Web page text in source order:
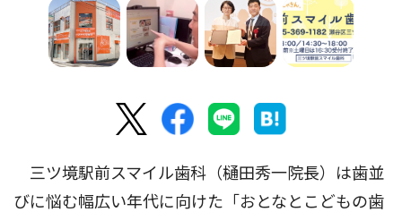
三ツ境駅前スマイル歯科（樋田秀一院長）は歯並
びに悩む幅広い年代に向けた「おとなとこどもの歯